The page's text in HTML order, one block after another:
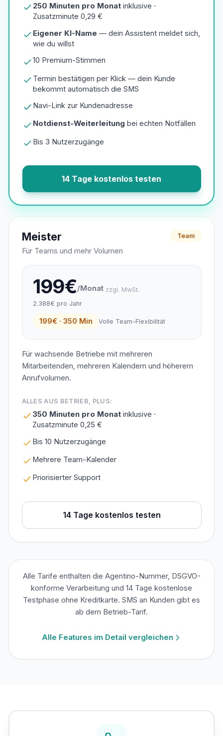
250 Minuten pro Monatinklusive ·
Zusatzminute 0,29 €
Eigener KI-Name — dein Assistent meldet sich,
wie du willst
10 Premium-Stimmen
Termin bestätigen per Klick — dein Kunde
bekommt automatisch die SMS
Navi-Link zur Kundenadresse
Notdienst-Weiterleitung bei echten Notfällen
Bis 3 Nutzerzugänge
14 Tage kostenlos testen
Meister
Für Teams und mehr Volumen
Team
199€/Monat zzgl. MwSt.
2.388€ pro Jahr
199€ · 350 Min Volle Team-Flexibilität
Für wachsende Betriebe mit mehreren
Mitarbeitenden, mehreren Kalendern und höherem
Anrufvolumen.
ALLES AUS BETRIEB, PLUS:
350 Minuten pro Monatinklusive ·
Zusatzminute 0,25 €
Bis 10 Nutzerzugänge
Mehrere Team-Kalender
Priorisierter Support
14 Tage kostenlos testen
Alle Tarife enthalten die Agentino-Nummer, DSGVO-
konforme Verarbeitung und 14 Tage kostenlose
Testphase ohne Kreditkarte. SMS an Kunden gibt es
ab dem Betrieb-Tarif.
Alle Features im Detail vergleichen